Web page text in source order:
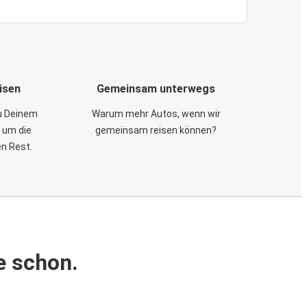
Deinem
die
Rest.
Gemeinsam unterwegs
Warum mehr Autos, wenn wir
gemeinsam reisen können?
schon.